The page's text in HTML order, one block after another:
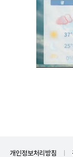
개인정보처리방침